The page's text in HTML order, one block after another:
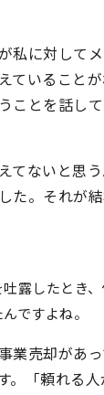
私に対して
ていること
ことを話し
てないと思
た。それが
吐露したとき
ですよね。
業売却があ
。「頼れる